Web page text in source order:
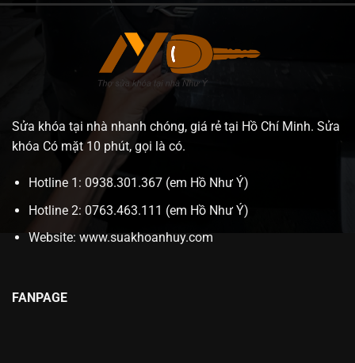
Sửa khóa tại nhà nhanh chóng, giá rẻ tại Hồ Chí Minh. Sửa
khóa Có mặt 10 phút, gọi là có.
Hotline 1: 0938.301.367 (em Hồ Như Ý)
Hotline 2: 0763.463.111 (em Hồ Như Ý)
Website: www.suakhoanhuy.com
FANPAGE